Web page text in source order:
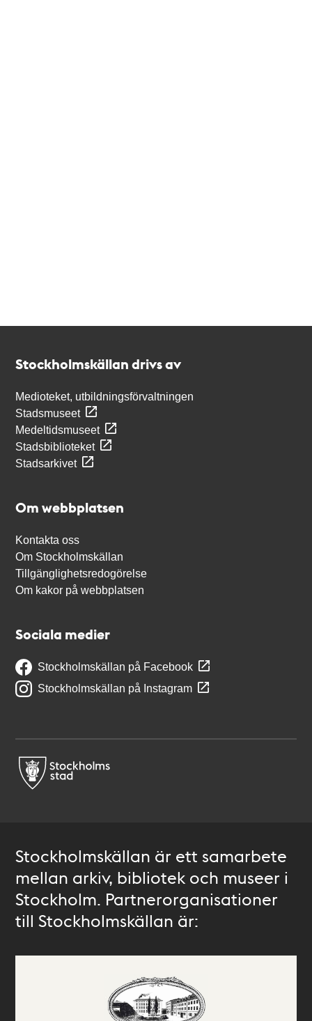
Stockholmskällan drivs av
Medioteket, utbildningsförvaltningen
Stadsmuseet
Medeltidsmuseet
Stadsbiblioteket
Stadsarkivet
Om webbplatsen
Kontakta oss
Om Stockholmskällan
Tillgänglighetsredogörelse
Om kakor på webbplatsen
Sociala medier
Stockholmskällan på Facebook
Stockholmskällan på Instagram
Stockholmskällan är ett samarbete
mellan arkiv, bibliotek och museer i
Stockholm. Partnerorganisationer
till Stockholmskällan är: